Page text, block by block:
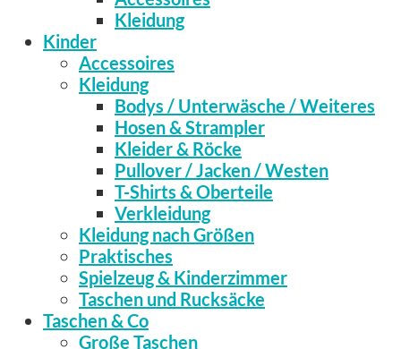
Kleidung
Kinder
Accessoires
Kleidung
Bodys / Unterwäsche / Weiteres
Hosen & Strampler
Kleider & Röcke
Pullover / Jacken / Westen
T-Shirts & Oberteile
Verkleidung
Kleidung nach Größen
Praktisches
Spielzeug & Kinderzimmer
Taschen und Rucksäcke
Taschen & Co
Große Taschen